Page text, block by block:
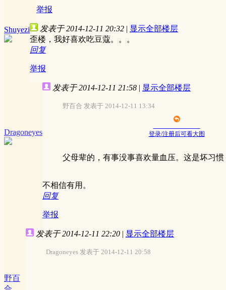
举报
Shuyezi 发表于 2014-12-11 20:32 | 显示全部楼层
歪楼，我好喜欢吃豆蔻。。。
回复
举报
Dragoneyes
发表于 2014-12-11 21:58 | 显示全部楼层
野百合 发表于 2014-12-11 13:34
登录/注册后可看大图
父母辈的，有事没事喜欢量血压。这是坏习
不相信有用。
回复
举报
野百
发表于 2014-12-11 22:20 | 显示全部楼层
Dragoneyes 发表于 2014-12-11 20:58